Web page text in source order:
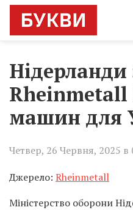
Rheinmetall
машин для
Четвер, 26 Червня, 2025 в
Джерело: Rheinmetall
Міністерство оборони